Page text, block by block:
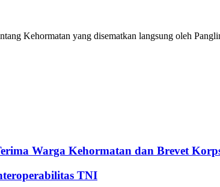
Kehormatan yang disematkan langsung oleh
Warga Kehormatan dan Brevet
TNI